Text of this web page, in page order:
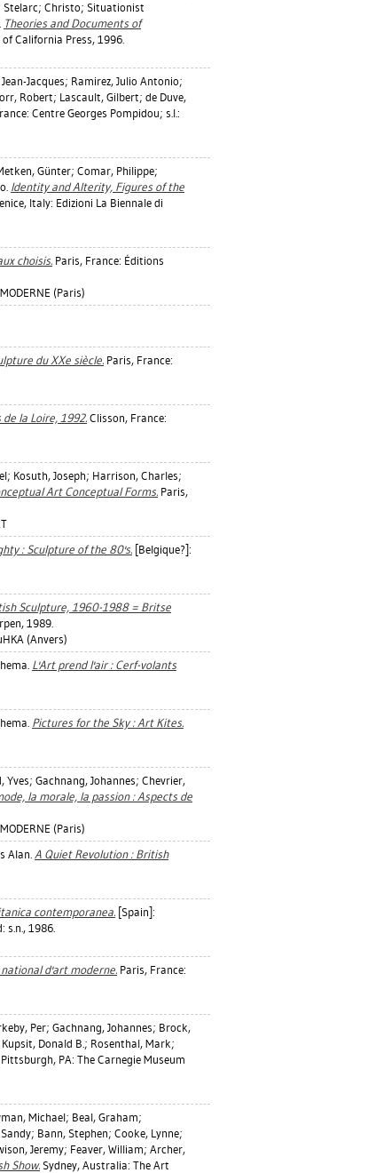
Stelarc; Christo; Situationist
Theories and Documents of
California Press, 1996.
Jacques; Ramirez, Julio Antonio;
Robert; Lascault, Gilbert; de Duve,
Centre Georges Pompidou; s.l.:
Günter; Comar, Philippe;
. Identity and Alterity, Figures of the
Italy: Edizioni La Biennale di
choisis. Paris, France: Éditions
(Paris)
du XXe siècle. Paris, France:
de la Loire, 1992. Clisson, France:
; Kosuth, Joseph; Harrison, Charles;
Art Conceptual Forms. Paris,
: Sculpture of the 80's. [Belgique?]:
Sculpture, 1960-1988 = Britse
1989.
(Anvers)
. L'Art prend l'air : Cerf-volants
. Pictures for the Sky : Art Kites.
Yves; Gachnang, Johannes; Chevrier,
la morale, la passion : Aspects de
(Paris)
Alan. A Quiet Revolution : British
contemporanea. [Spain]:
s.n., 1986.
d'art moderne. Paris, France:
Per; Gachnang, Johannes; Brock,
Kupsit, Donald B.; Rosenthal, Mark;
Pittsburgh, PA: The Carnegie Museum
Michael; Beal, Graham;
; Bann, Stephen; Cooke, Lynne;
Jeremy; Feaver, William; Archer,
Show. Sydney, Australia: The Art